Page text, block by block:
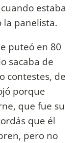
estaba
la panelista.
puteó en 80
sacaba de
contestes, de
porque
que fue su
que él
pero no